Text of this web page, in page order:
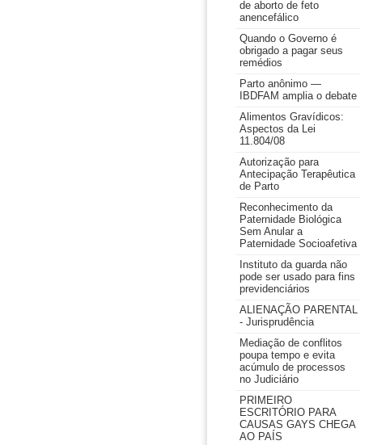
de aborto de feto
anencefálico
Quando o Governo é
obrigado a pagar seus
remédios
Parto anônimo —
IBDFAM amplia o debate
Alimentos Gravídicos:
Aspectos da Lei
11.804/08
Autorização para
Antecipação Terapêutica
de Parto
Reconhecimento da
Paternidade Biológica
Sem Anular a
Paternidade Socioafetiva
Instituto da guarda não
pode ser usado para fins
previdenciários
ALIENAÇÃO PARENTAL
- Jurisprudência
Mediação de conflitos
poupa tempo e evita
acúmulo de processos
no Judiciário
PRIMEIRO
ESCRITÓRIO PARA
CAUSAS GAYS CHEGA
AO PAÍS